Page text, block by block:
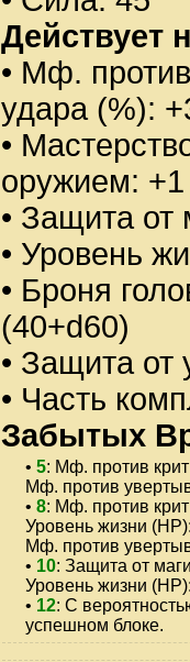
Действует
• Мф.
удара (%):
•
оружием: +1
• Защита от
• Уровень
• Броня
(40+d60)
• Защита от
• Часть
Забытых
• 5: Мф. против
Мф. против
• 8: Мф. против
Уровень жизни
Мф. против
• 10: Защита от
Уровень жизни
• 12: С
успешном блоке.